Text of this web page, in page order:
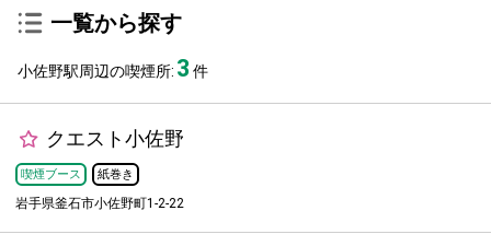
一覧から探す
小佐野駅周辺の喫煙所: 3 件
クエスト小佐野
喫煙ブース 紙巻き
岩手県釜石市小佐野町1-2-22